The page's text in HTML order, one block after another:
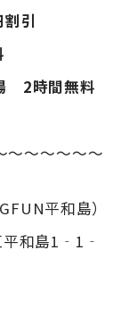
引
2時間無料
～～～～～～
平和島）
平和島1‐1‐